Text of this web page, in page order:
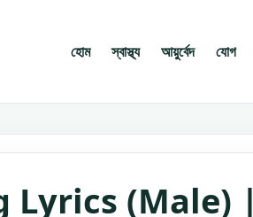
হোম স্বাস্থ্য আয়ুর্বেদ যোগ
Lyrics (Male) |